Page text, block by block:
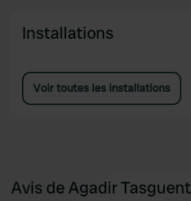
Installations
Voir toutes les installations
Avis de Agadir Tasguent